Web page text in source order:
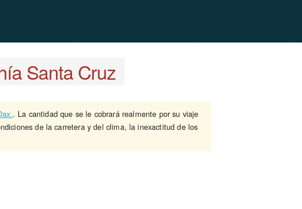
Santa Cruz
. La cantidad que se le cobrará realmente por su viaje
de la carretera y del clima, la inexactitud de los